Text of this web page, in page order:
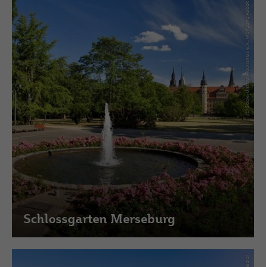
(c) Saale-Unstrut-Tourismus e.V., Wolfgang Kubak
Schlossgarten Merseburg